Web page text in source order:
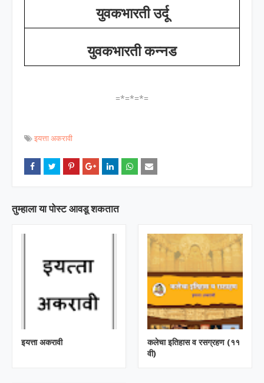
युवकभारती उर्दू
युवकभारती कन्नड
=*=*=*=
इयत्ता अकरावी
तुम्‍हाला या पोस्‍ट आवडू शकतात
इयत्ता अकरावी
कलेचा इतिहास व रसग्रहण (११
वी)